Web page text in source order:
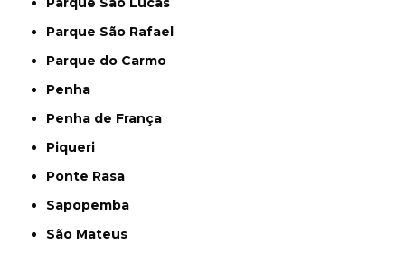
Parque São Rafael
Parque do Carmo
Penha
Penha de França
Piqueri
Ponte Rasa
Sapopemba
São Mateus